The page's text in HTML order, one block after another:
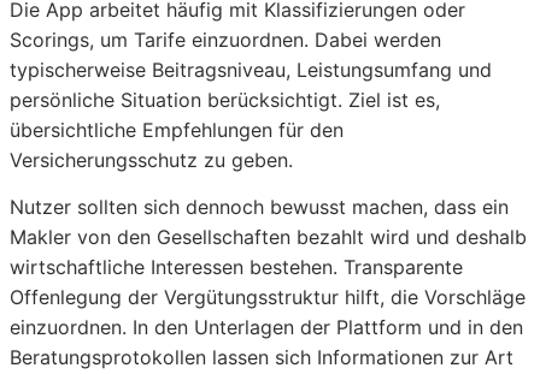
Die App arbeitet häufig mit Klassifizierungen oder
Scorings, um Tarife einzuordnen. Dabei werden
typischerweise Beitragsniveau, Leistungsumfang und
persönliche Situation berücksichtigt. Ziel ist es,
übersichtliche Empfehlungen für den
Versicherungsschutz zu geben.
Nutzer sollten sich dennoch bewusst machen, dass ein
Makler von den Gesellschaften bezahlt wird und deshalb
wirtschaftliche Interessen bestehen. Transparente
Offenlegung der Vergütungsstruktur hilft, die Vorschläge
einzuordnen. In den Unterlagen der Plattform und in den
Beratungsprotokollen lassen sich Informationen zur Art